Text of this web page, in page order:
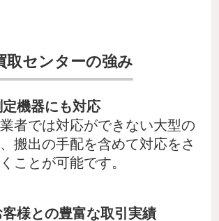
取センターの強み
機器にも対応
者では対応ができない大型の
搬出の手配を含めて対応をさ
ことが可能です。
様との豊富な取引実績